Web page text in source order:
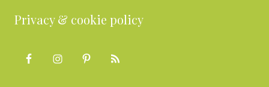
Privacy & cookie policy